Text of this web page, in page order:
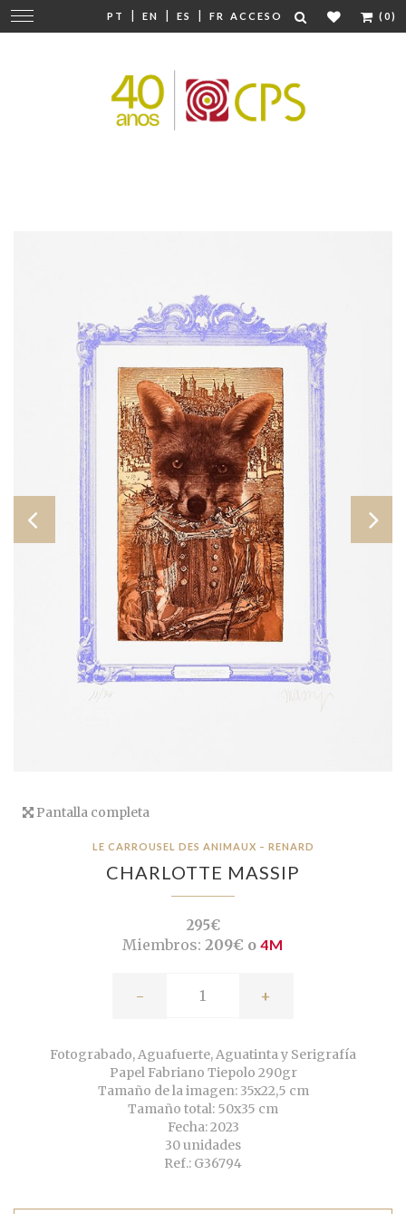
PT | EN | ES | FR ACCESO (0)
Cambiar
navegación
Pantalla completa
LE CARROUSEL DES ANIMAUX – RENARD
CHARLOTTE MASSIP
295€
Miembros: 209€ o 4M
- +
Fotograbado, Aguafuerte, Aguatinta y Serigrafía
Papel Fabriano Tiepolo 290gr
Tamaño de la imagen: 35x22,5 cm
Tamaño total: 50x35 cm
Fecha: 2023
30 unidades
Ref.: G36794